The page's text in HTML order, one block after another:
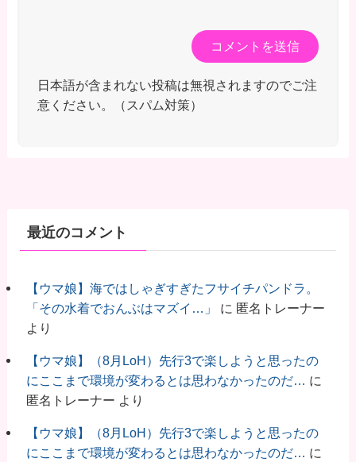
日本語が含まれない投稿は無視されますのでご注
意ください。（スパム対策）
最近のコメント
【ウマ娘】海ではしゃぎすぎたフサイチパンドラ。
「その水着でおんぶはマズイ…」
に 匿名トレーナー
より
【ウマ娘】（8月LoH）先行3で楽しようと思ったの
にここまで環境が変わるとは思わなかったのだ… に
匿名トレーナー より
【ウマ娘】（8月LoH）先行3で楽しようと思ったの
にここまで環境が変わるとは思わなかったのだ… に